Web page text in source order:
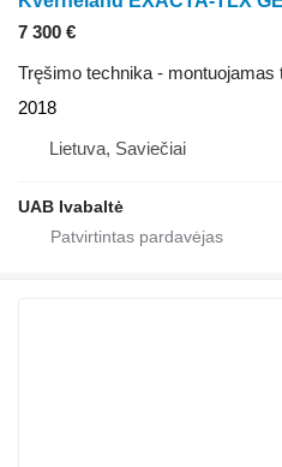
7 300 €
Tręšimo technika - montuojamas
2018
Lietuva, Saviečiai
UAB Ivabaltė